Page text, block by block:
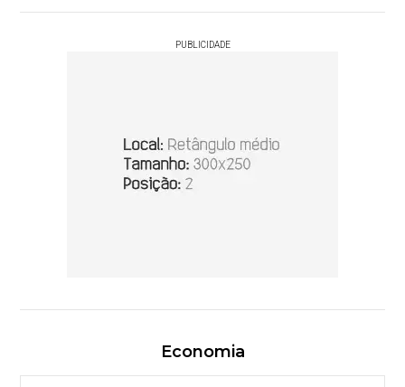
PUBLICIDADE
Economia